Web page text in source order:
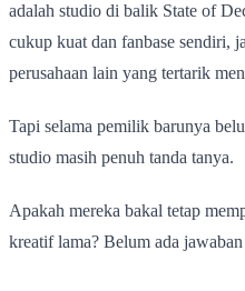
adalah studio di balik State of
cukup kuat dan fanbase sendiri,
perusahaan lain yang tertarik
Tapi selama pemilik barunya
studio masih penuh tanda tanya.
Apakah mereka bakal tetap
kreatif lama? Belum ada jawaban